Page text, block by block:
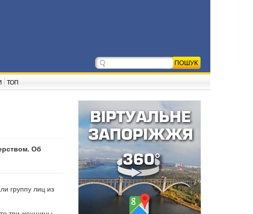
ТОП
Об
группу лиц из